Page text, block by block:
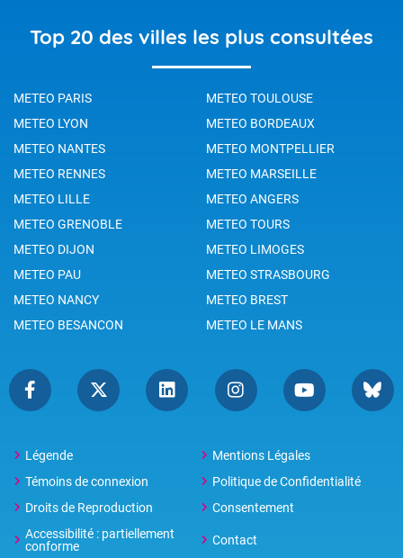
Top 20 des villes les plus consultées
METEO PARIS
METEO TOULOUSE
METEO LYON
METEO BORDEAUX
METEO NANTES
METEO MONTPELLIER
METEO RENNES
METEO MARSEILLE
METEO LILLE
METEO ANGERS
METEO GRENOBLE
METEO TOURS
METEO DIJON
METEO LIMOGES
METEO PAU
METEO STRASBOURG
METEO NANCY
METEO BREST
METEO BESANCON
METEO LE MANS
Légende
Mentions Légales
Témoins de connexion
Politique de Confidentialité
Droits de Reproduction
Consentement
Accessibilité : partiellement
conforme
Contact